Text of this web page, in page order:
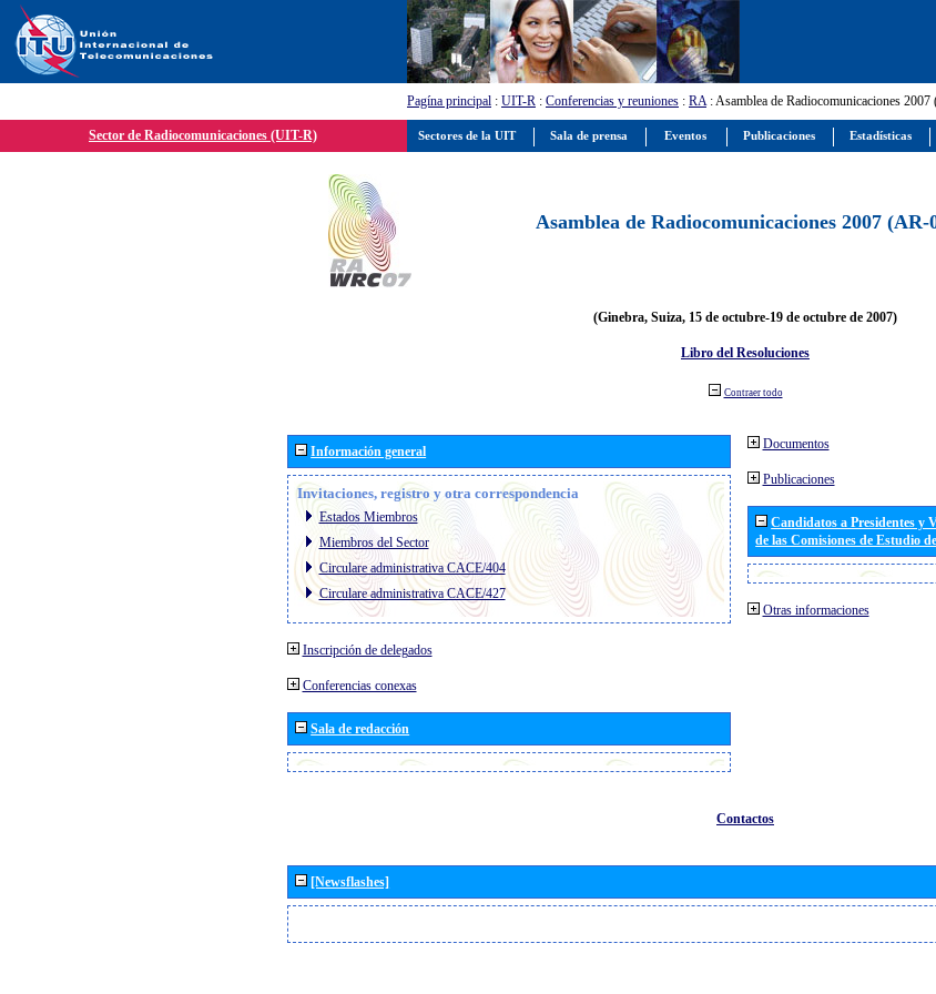
Pagína principal : UIT-R : Conferencias y reuniones : RA: Asamblea de Radiocomunicaciones
Sector de Radiocomunicaciones (UIT-R)
Asamblea de Radiocomunicaciones 2007 (AR-
(Ginebra, Suiza, 15 de octubre-19 de octubre de 2007)
Libro del Resoluciones
Contraer todo
Información general
Invitaciones, registro y otra correspondencia
Estados Miembros
Miembros del Sector
Circulare administrativa CACE/404
Circulare administrativa CACE/427
Inscripción de delegados
Conferencias conexas
Sala de redacción
Documentos
Publicaciones
Candidatos a Presidentes y
de las Comisiones de Estudio
Otras informaciones
Contactos
[Newsflashes]
Sectores de la UIT Sala de prensa Eventos Publicaciones Estadísticas